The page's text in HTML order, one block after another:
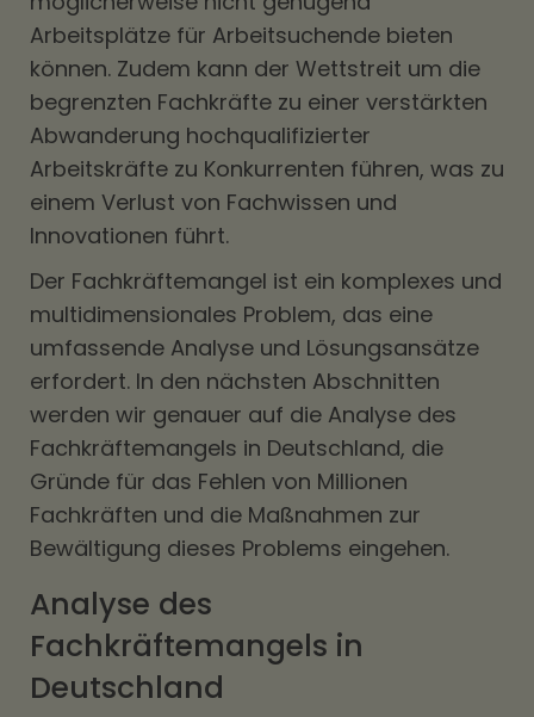
Arbeitsplätze für Arbeitsuchende bieten
können. Zudem kann der Wettstreit um die
begrenzten Fachkräfte zu einer verstärkten
Abwanderung hochqualifizierter
Arbeitskräfte zu Konkurrenten führen, was zu
einem Verlust von Fachwissen und
Innovationen führt.
Der Fachkräftemangel ist ein komplexes und
multidimensionales Problem, das eine
umfassende Analyse und Lösungsansätze
erfordert. In den nächsten Abschnitten
werden wir genauer auf die Analyse des
Fachkräftemangels in Deutschland, die
Gründe für das Fehlen von Millionen
Fachkräften und die Maßnahmen zur
Bewältigung dieses Problems eingehen.
Analyse des
Fachkräftemangels in
Deutschland